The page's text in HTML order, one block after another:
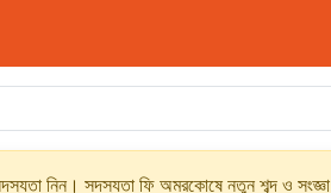
নিন। সদস্যতা ফি অমরকোষে নতুন শব্দ ও